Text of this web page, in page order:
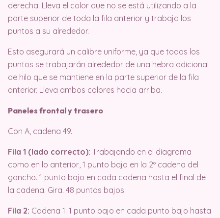
derecha. Lleva el color que no se está utilizando a la
parte superior de toda la fila anterior y trabaja los
puntos a su alrededor.
Esto asegurará un calibre uniforme, ya que todos los
puntos se trabajarán alrededor de una hebra adicional
de hilo que se mantiene en la parte superior de la fila
anterior. Lleva ambos colores hacia arriba.
Paneles frontal y trasero
Con A, cadena 49.
Fila 1 (lado correcto): Trabajando en el diagrama
como en lo anterior, 1 punto bajo en la 2º cadena del
gancho. 1 punto bajo en cada cadena hasta el final de
la cadena. Gira. 48 puntos bajos.
Fila 2: Cadena 1. 1 punto bajo en cada punto bajo hasta